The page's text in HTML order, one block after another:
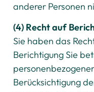
anderer Personen
(4) Recht auf
Sie haben das
Berichtigung Sie
Berücksichtigung